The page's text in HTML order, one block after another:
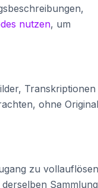
nutzen, um
Transkriptionen
ohne
zu
Sammlung